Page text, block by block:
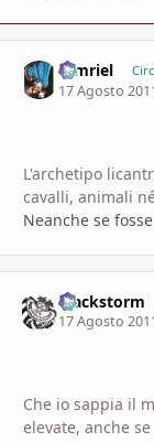
tamriel
17 Agosto
L'archetipo
cavalli, animali
Neanche se
Blackstorm
17 Agosto
Che io sappia il
elevate, anche